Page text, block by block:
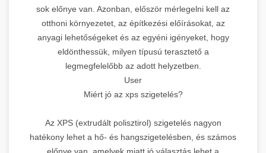
sok előnye van. Azonban, először mérlegelni kell az
otthoni környezetet, az építkezési előírásokat, az
anyagi lehetőségeket és az egyéni igényeket, hogy
eldönthessük, milyen típusú terasztető a
legmegfelelőbb az adott helyzetben.
User
Miért jó az xps szigetelés?
Az XPS (extrudált polisztirol) szigetelés nagyon
hatékony lehet a hő- és hangszigetelésben, és számos
előnye van, amelyek miatt jó választás lehet a